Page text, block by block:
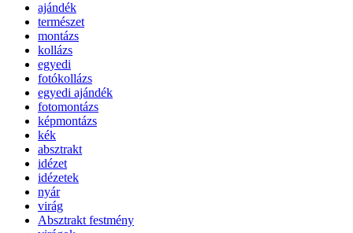
ajándék
természet
montázs
kollázs
egyedi
fotókollázs
egyedi ajándék
fotomontázs
képmontázs
kék
absztrakt
idézet
idézetek
nyár
virág
Absztrakt festmény